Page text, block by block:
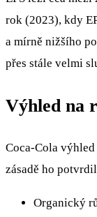
rok (2023), kdy
a mírně nižšího
přes stále velmi
Výhled na
Coca‑Cola
zásadě ho
Organický